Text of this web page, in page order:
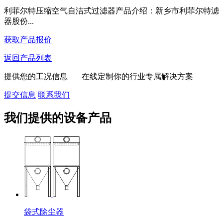
利菲尔特压缩空气自洁式过滤器产品介绍：新乡市利菲尔特滤
器股份...
获取产品报价
返回产品列表
提供您的工况信息 在线定制你的行业专属解决方案
提交信息 联系我们
我们提供的设备产品
袋式除尘器